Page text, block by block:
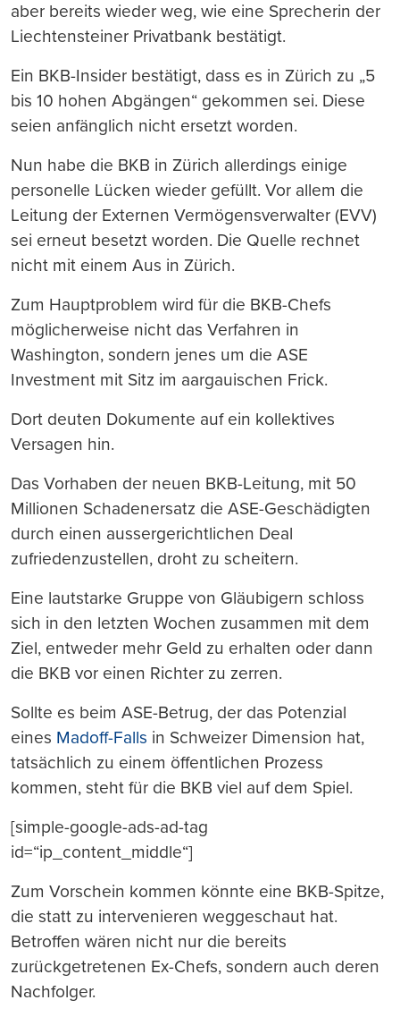
aber bereits wieder weg, wie eine Sprecherin der
Liechtensteiner Privatbank bestätigt.
Ein BKB-Insider bestätigt, dass es in Zürich zu „5
bis 10 hohen Abgängen“ gekommen sei. Diese
seien anfänglich nicht ersetzt worden.
Nun habe die BKB in Zürich allerdings einige
personelle Lücken wieder gefüllt. Vor allem die
Leitung der Externen Vermögensverwalter (EVV)
sei erneut besetzt worden. Die Quelle rechnet
nicht mit einem Aus in Zürich.
Zum Hauptproblem wird für die BKB-Chefs
möglicherweise nicht das Verfahren in
Washington, sondern jenes um die ASE
Investment mit Sitz im aargauischen Frick.
Dort deuten Dokumente auf ein kollektives
Versagen hin.
Das Vorhaben der neuen BKB-Leitung, mit 50
Millionen Schadenersatz die ASE-Geschädigten
durch einen aussergerichtlichen Deal
zufriedenzustellen, droht zu scheitern.
Eine lautstarke Gruppe von Gläubigern schloss
sich in den letzten Wochen zusammen mit dem
Ziel, entweder mehr Geld zu erhalten oder dann
die BKB vor einen Richter zu zerren.
Sollte es beim ASE-Betrug, der das Potenzial
eines Madoff-Falls in Schweizer Dimension hat,
tatsächlich zu einem öffentlichen Prozess
kommen, steht für die BKB viel auf dem Spiel.
[simple-google-ads-ad-tag
id=“ip_content_middle“]
Zum Vorschein kommen könnte eine BKB-Spitze,
die statt zu intervenieren weggeschaut hat.
Betroffen wären nicht nur die bereits
zurückgetretenen Ex-Chefs, sondern auch deren
Nachfolger.